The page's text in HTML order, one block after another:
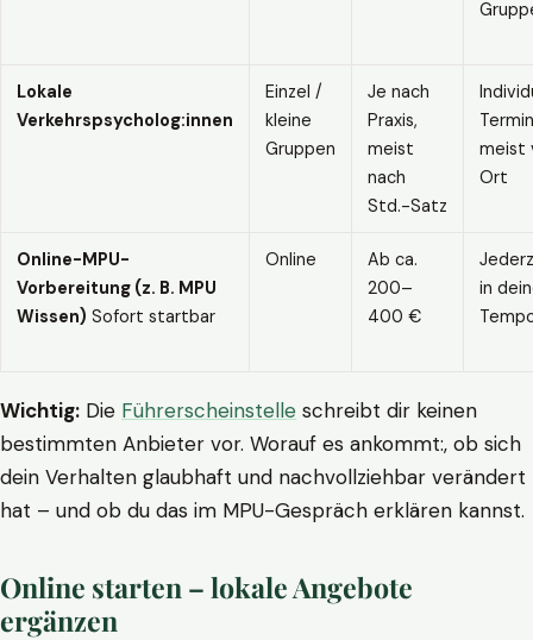
Lokale
Verkehrspsycholog:innen
Einzel /
kleine
Gruppen
Je nach
Praxis,
meist
nach
Std.-Satz
meist
Ort
Online-MPU-
Vorbereitung (z. B. MPU
Wissen) Sofort startbar
Online
Ab ca.
200–
400 €
in
Wichtig: Die Führerscheinstelle schreibt dir keinen
bestimmten Anbieter vor. Worauf es ankommt:, ob sich
dein Verhalten glaubhaft und nachvollziehbar verändert
hat – und ob du das im MPU-Gespräch erklären kannst.
Online starten – lokale Angebote
ergänzen